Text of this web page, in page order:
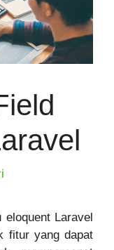
eloquent Laravel
fitur yang dapat